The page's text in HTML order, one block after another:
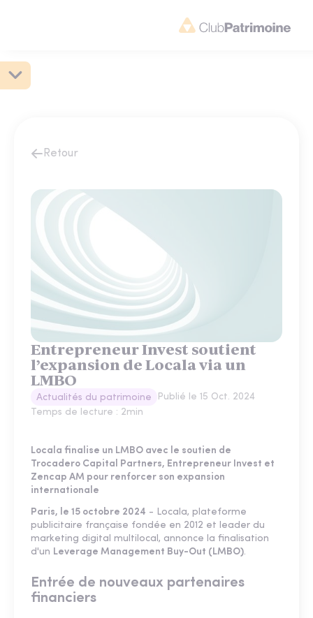
Retour
Entrepreneur Invest soutient
l’expansion de Locala via un
LMBO
Actualités du patrimoine Publié le 15 Oct. 2024
Temps de lecture : 2min
Locala finalise un LMBO avec le soutien de
Trocadero Capital Partners, Entrepreneur Invest et
Zencap AM pour renforcer son expansion
internationale
Paris, le 15 octobre 2024 - Locala, plateforme
publicitaire française fondée en 2012 et leader du
marketing digital multilocal, annonce la finalisation
d'un Leverage Management Buy-Out (LMBO).
Entrée de nouveaux partenaires
financiers